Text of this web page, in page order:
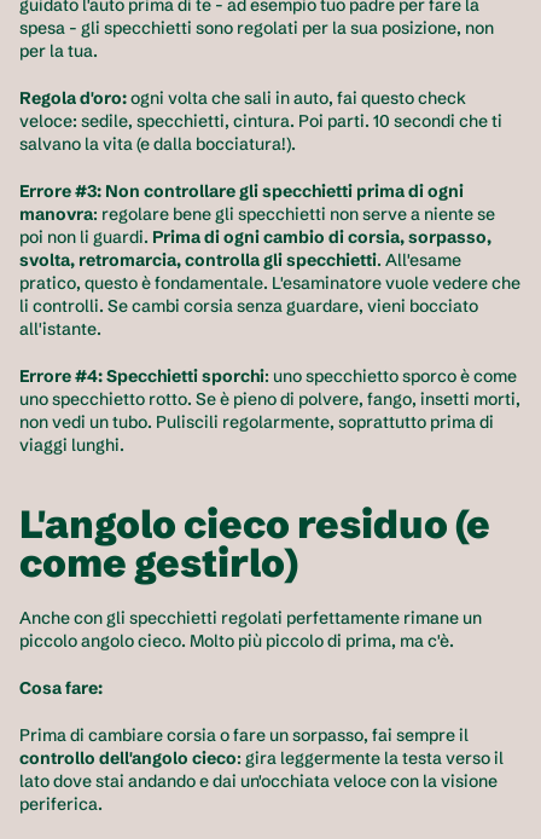
guidato l'auto prima di te - ad esempio tuo padre per fare la
spesa - gli specchietti sono regolati per la sua posizione, non
per la tua.
Regola d'oro: ogni volta che sali in auto, fai questo check
veloce: sedile, specchietti, cintura. Poi parti. 10 secondi che ti
salvano la vita (e dalla bocciatura!).
Errore #3: Non controllare gli specchietti prima di ogni
manovra: regolare bene gli specchietti non serve a niente se
poi non li guardi. Prima di ogni cambio di corsia, sorpasso,
svolta, retromarcia, controlla gli specchietti. All'esame
pratico, questo è fondamentale. L'esaminatore vuole vedere che
li controlli. Se cambi corsia senza guardare, vieni bocciato
all'istante.
Errore #4: Specchietti sporchi: uno specchietto sporco è come
uno specchietto rotto. Se è pieno di polvere, fango, insetti morti,
non vedi un tubo. Puliscili regolarmente, soprattutto prima di
viaggi lunghi.
L'angolo cieco residuo (e
come gestirlo)
Anche con gli specchietti regolati perfettamente rimane un
piccolo angolo cieco. Molto più piccolo di prima, ma c'è.
Cosa fare:
controllo dell'angolo cieco: gira leggermente la testa verso il
lato dove stai andando e dai un'occhiata veloce con la visione
periferica.